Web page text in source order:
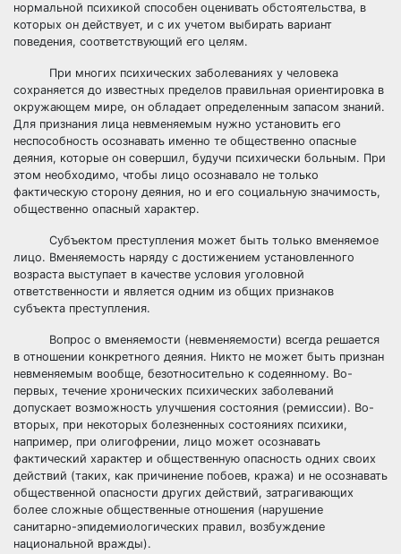
нормальной психикой способен оценивать обстоятельства, в
которых он действует, и с их учетом выбирать вариант
поведения, соответствующий его целям.
При многих психических заболеваниях у человека
сохраняется до известных пределов правильная ориентировка в
окружающем мире, он обладает определенным запасом знаний.
Для признания лица невменяемым нужно установить его
неспособность осознавать именно те общественно опасные
деяния, которые он совершил, будучи психически больным. При
этом необходимо, чтобы лицо осознавало не только
фактическую сторону деяния, но и его социальную значимость,
общественно опасный характер.
Субъектом преступления может быть только вменяемое
лицо. Вменяемость наряду с достижением установленного
возраста выступает в качестве условия уголовной
ответственности и является одним из общих признаков
субъекта преступления.
Вопрос о вменяемости (невменяемости) всегда решается
в отношении конкретного деяния. Никто не может быть признан
невменяемым вообще, безотносительно к содеянному. Во-
первых, течение хронических психических заболеваний
допускает возможность улучшения состояния (ремиссии). Во-
вторых, при некоторых болезненных состояниях психики,
например, при олигофрении, лицо может осознавать
фактический характер и общественную опасность одних своих
действий (таких, как причинение побоев, кража) и не осознавать
общественной опасности других действий, затрагивающих
более сложные общественные отношения (нарушение
санитарно-эпидемиологических правил, возбуждение
национальной вражды).